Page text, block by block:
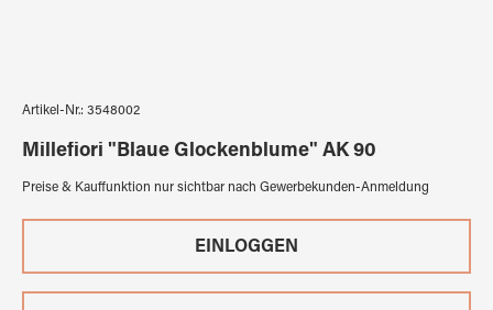
Artikel-Nr.: 3548002
Millefiori "Blaue Glockenblume" AK 90
Preise & Kauffunktion nur sichtbar nach Gewerbekunden-Anmeldung
EINLOGGEN